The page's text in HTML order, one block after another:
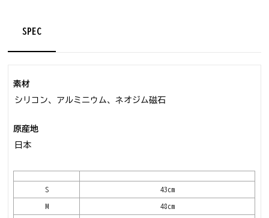
SPEC
素材
シリコン、アルミニウム、ネオジム磁石
原産地
日本
S 43cm
M 48cm